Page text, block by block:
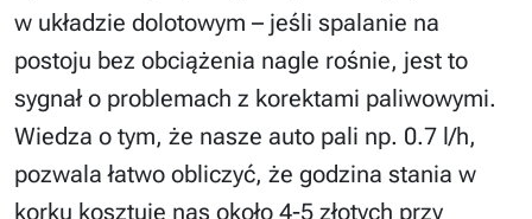
w układzie dolotowym – jeśli spalanie na
postoju bez obciążenia nagle rośnie, jest to
sygnał o problemach z korektami paliwowymi.
Wiedza o tym, że nasze auto pali np. 0.7 l/h,
pozwala łatwo obliczyć, że godzina stania w
korku kosztuje nas około 4-5 złotych przy